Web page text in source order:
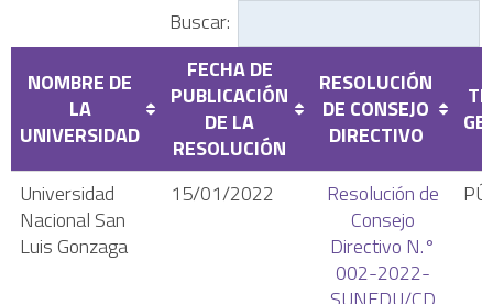
Buscar:
NOMBRE DE
LA
UNIVERSIDAD
FECHA DE
PUBLICACIÓN
DE LA
RESOLUCIÓN
RESOLUCIÓN
DE CONSEJO
DIRECTIVO
Universidad
Nacional San
Luis Gonzaga
15/01/2022
Resolución de
Consejo
Directivo N.°
002-2022-